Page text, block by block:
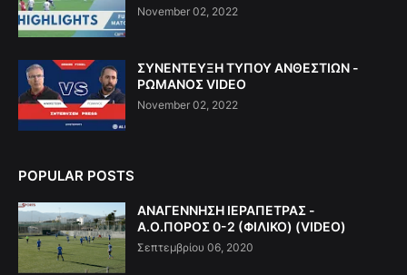
November 02, 2022
ΣΥΝΕΝΤΕΥΞΗ ΤΥΠΟΥ ΑΝΘΕΣΤΙΩΝ -
ΡΩΜΑΝΟΣ VIDEO
November 02, 2022
POPULAR POSTS
ΑΝΑΓΕΝΝΗΣΗ ΙΕΡΑΠΕΤΡΑΣ -
Α.Ο.ΠΟΡΟΣ 0-2 (ΦΙΛΙΚΟ) (VIDEO)
Σεπτεμβρίου 06, 2020